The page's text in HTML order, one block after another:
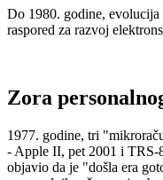
Do 1980. godine,
raspored za razvoj
Zora
1977. godine, tri
- Apple II, pet 2001 i TRS-
objavio da je "došla era